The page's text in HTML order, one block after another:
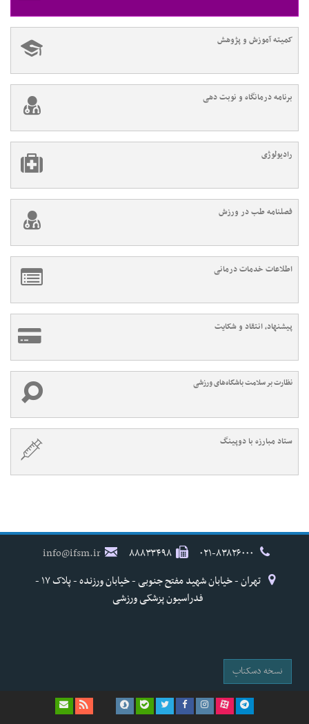
کمیته آموزش و پژوهش
برنامه درمانگاه و نوبت دهی
رادیولوژی
فصلنامه طب در ورزش
اطلاعات خدمات درمانی
پیشنهاد، انتقاد و شکایت
نظارت بر سلامت باشگاه‌های ورزشی
ستاد مبارزه با دوپینگ
۸۸۸۳۳۴۹۸
info@ifsm.ir
تهران - خیابان شهید مفتح جنوبی - خیابان ورزنده - پلاک ۱۷ -
فدراسیون پزشکی ورزشی
نسخه دسکتاپ